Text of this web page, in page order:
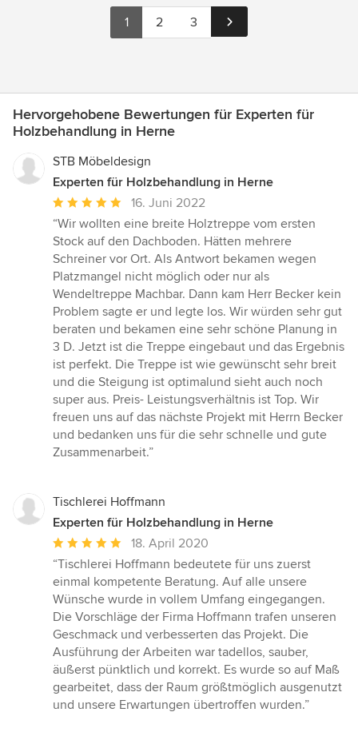
1 2 3
Hervorgehobene Bewertungen für Experten für
Holzbehandlung in Herne
STB Möbeldesign
Experten für Holzbehandlung in Herne
Durchschnittliche
Bewertung:
5
von
5
Sternen
16. Juni 2022
“Wir wollten eine breite Holztreppe vom ersten
Stock auf den Dachboden. Hätten mehrere
Schreiner vor Ort. Als Antwort bekamen wegen
Platzmangel nicht möglich oder nur als
Wendeltreppe Machbar. Dann kam Herr Becker kein
Problem sagte er und legte los. Wir würden sehr gut
beraten und bekamen eine sehr schöne Planung in
3 D. Jetzt ist die Treppe eingebaut und das Ergebnis
ist perfekt. Die Treppe ist wie gewünscht sehr breit
und die Steigung ist optimalund sieht auch noch
super aus. Preis- Leistungsverhältnis ist Top. Wir
freuen uns auf das nächste Projekt mit Herrn Becker
und bedanken uns für die sehr schnelle und gute
Zusammenarbeit.”
Tischlerei Hoffmann
Experten für Holzbehandlung in Herne
Durchschnittliche
Bewertung:
5
von
5
Sternen
18. April 2020
“Tischlerei Hoffmann bedeutete für uns zuerst
einmal kompetente Beratung. Auf alle unsere
Wünsche wurde in vollem Umfang eingegangen.
Die Vorschläge der Firma Hoffmann trafen unseren
Geschmack und verbesserten das Projekt. Die
Ausführung der Arbeiten war tadellos, sauber,
äußerst pünktlich und korrekt. Es wurde so auf Maß
gearbeitet, dass der Raum größtmöglich ausgenutzt
und unsere Erwartungen übertroffen wurden.”